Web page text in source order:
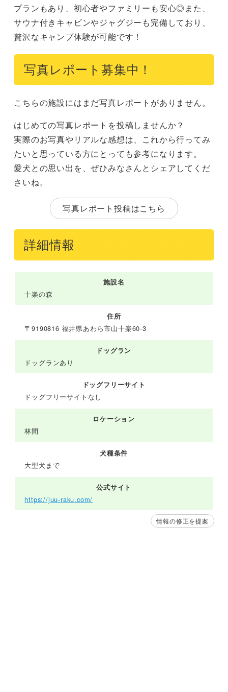
プランもあり、初心者やファミリーも安心◎また、
サウナ付きキャビンやジャグジーも完備しており、
贅沢なキャンプ体験が可能です！
写真レポート募集中！
こちらの施設にはまだ写真レポートがありません。
はじめての写真レポートを投稿しませんか？
実際のお写真やリアルな感想は、これから行ってみ
たいと思っている方にとっても参考になります。
愛犬との思い出を、ぜひみなさんとシェアしてくだ
さいね。
写真レポート投稿はこちら
詳細情報
施設名
十楽の森
住所
〒9190816 福井県あわら市山十楽60-3
ドッグラン
ドッグランあり
ドッグフリーサイト
ドッグフリーサイトなし
ロケーション
林間
犬種条件
大型犬まで
公式サイト
https://juu-raku.com/
情報の修正を提案